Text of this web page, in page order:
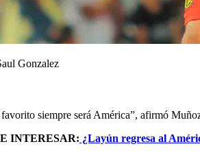
Gonzalez
siempre será América”, afirmó
INTERESAR: ¿Layún regresa al